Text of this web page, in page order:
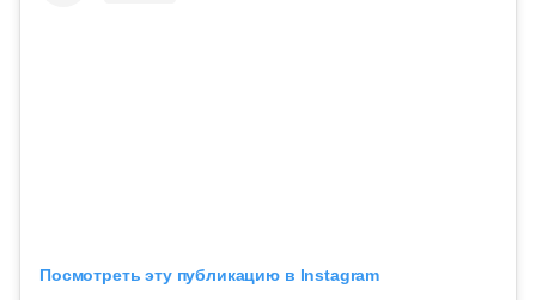
Посмотреть эту публикацию в Instagram